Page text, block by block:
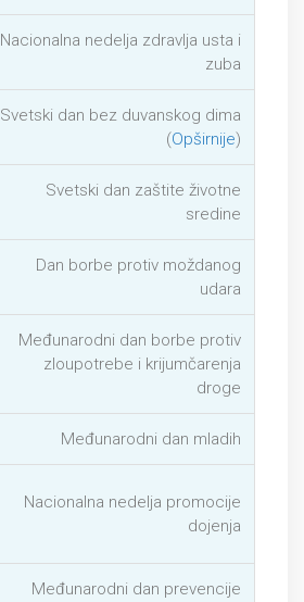
Nacionalna nedelja zdravlja usta i
zuba
Svetski dan bez duvanskog dima
(Opširnije)
Svetski dan zaštite životne
sredine
Dan borbe protiv moždanog
udara
Međunarodni dan borbe protiv
zloupotrebe i krijumčarenja
droge
Međunarodni dan mladih
Nacionalna nedelja promocije
dojenja
Međunarodni dan prevencije